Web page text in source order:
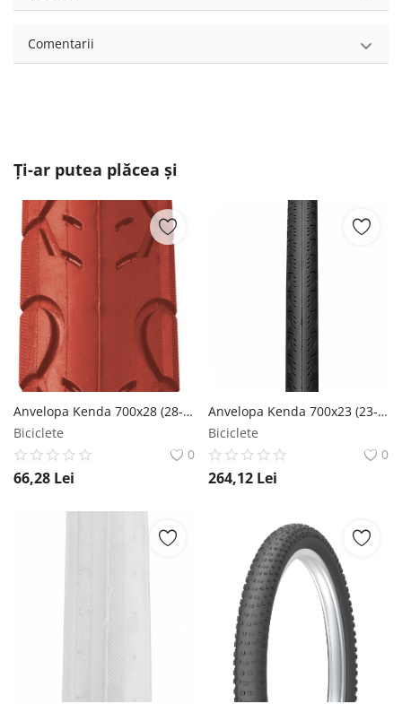
Comentarii
Ți-ar putea plăcea și
Anvelopa Kenda 700x28 (28-622) Kwest Color 22Tpi Rosu Kenda
Biciclete
0
66,28 Lei
Anvelopa Kenda 700x23 (23-622) Kriterium Pro L3R Pro Iron Cloak 120Tpi Kenda
Biciclete
0
264,12 Lei